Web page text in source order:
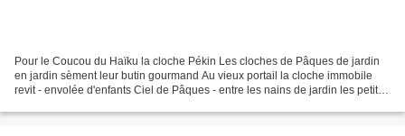
Pour le Coucou du Haïku la cloche Pékin Les cloches de Pâques de jardin
en jardin sèment leur butin gourmand Au vieux portail la cloche immobile
revit - envolée d'enfants Ciel de Pâques - entre les nains de jardin les petites